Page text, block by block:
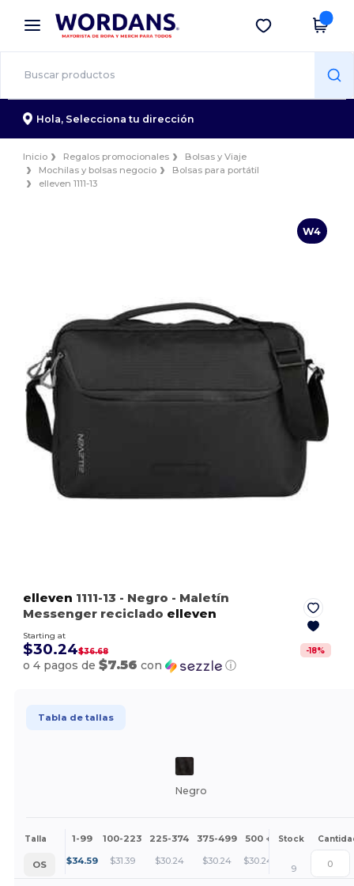
× App de Wordans
¡Mejores precios en app!
Descargar app
Hola, Selecciona tu dirección
Inicio Regalos promocionales
Bolsas y Viaje
Mochilas y bolsas negocio
Bolsas para portátil
elleven 1111-13
W4
elleven 1111-13 - Negro - Maletín
Messenger reciclado elleven
Starting at
$30.24$36.68 -18%
o 4 pagos de$7.56 con ⓘ
Tabla de tallas
Negro
Talla 1-99 100-223 225-374 375-499 500 + Más
Stock
OS $34.59 $31.39 $30.24 $30.24 $30.24 +9